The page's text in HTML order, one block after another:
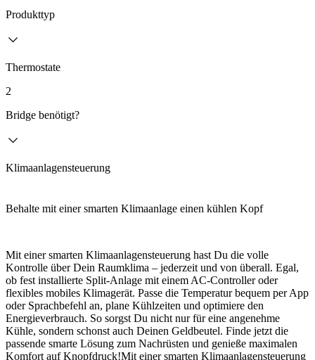
Produkttyp
Thermostate
2
Bridge benötigt?
Klimaanlagensteuerung
Behalte mit einer smarten Klimaanlage einen kühlen Kopf
Mit einer smarten Klimaanlagensteuerung hast Du die volle
Kontrolle über Dein Raumklima – jederzeit und von überall. Egal,
ob fest installierte Split-Anlage mit einem AC-Controller oder
flexibles mobiles Klimagerät. Passe die Temperatur bequem per App
oder Sprachbefehl an, plane Kühlzeiten und optimiere den
Energieverbrauch. So sorgst Du nicht nur für eine angenehme
Kühle, sondern schonst auch Deinen Geldbeutel. Finde jetzt die
passende smarte Lösung zum Nachrüsten und genieße maximalen
Komfort auf Knopfdruck!Mit einer smarten Klimaanlagensteuerung